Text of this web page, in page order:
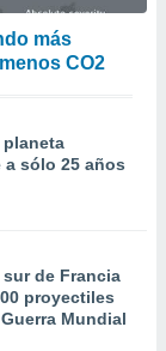
más
CO2
sólo 25 años
de Francia
proyectiles
Mundial